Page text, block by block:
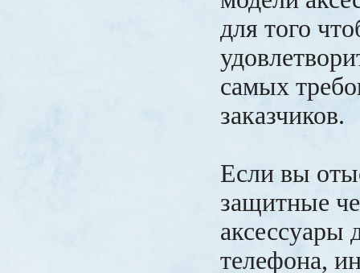
для того
самых
заказчиков.
Если вы
защитные
аксессуары
телефона,